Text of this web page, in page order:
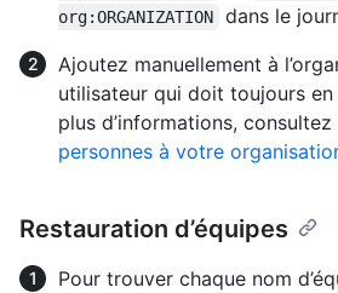
org:ORGANIZATION
dans le
Ajoutez manuellement à
utilisateur qui doit toujours
plus d’informations, consultez
personnes à votre
Restauration d’équipes
Pour trouver chaque nom